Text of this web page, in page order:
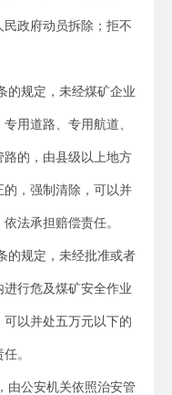
民政府动员拆除；拒不
的规定，未经煤矿企业
用道路、专用航道、
的，由县级以上地方
的，强制清除，可以并
法承担赔偿责任。
的规定，未经批准或者
行危及煤矿安全作业
以并处五万元以下的
。
由公安机关依照治安管